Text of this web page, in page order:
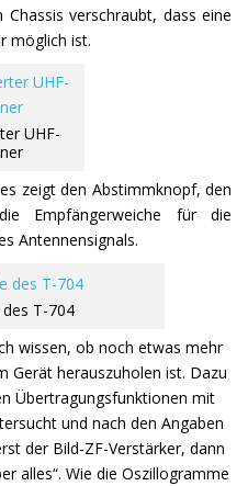
verschraubt, dass eine
möglich ist.
UHF-
zeigt den Abstimmknopf, den
Empfängerweiche für die
Antennensignals.
T-704
wissen, ob noch etwas mehr
Gerät herauszuholen ist. Dazu
Übertragungsfunktionen mit
und nach den Angaben
der Bild-ZF-Verstärker, dann
alles“. Wie die Oszillogramme